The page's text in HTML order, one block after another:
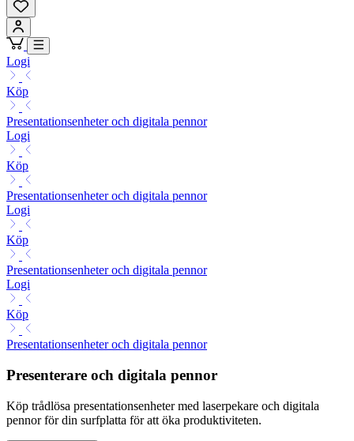
Logi
Köp
Presentationsenheter och digitala pennor
Logi
Köp
Presentationsenheter och digitala pennor
Logi
Köp
Presentationsenheter och digitala pennor
Logi
Köp
Presentationsenheter och digitala pennor
Presenterare och digitala pennor
Köp trådlösa presentationsenheter med laserpekare och digitala
pennor för din surfplatta för att öka produktiviteten.